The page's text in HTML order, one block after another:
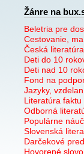
Žánre na
Beletria pre
Cestovanie,
Česká literatúra
Deti do 10
Deti nad 10
Fond na
Jazyky,
Literatúra faktu
Odborná
Populárne
Slovenská
Darčekové
Hovorené slovo